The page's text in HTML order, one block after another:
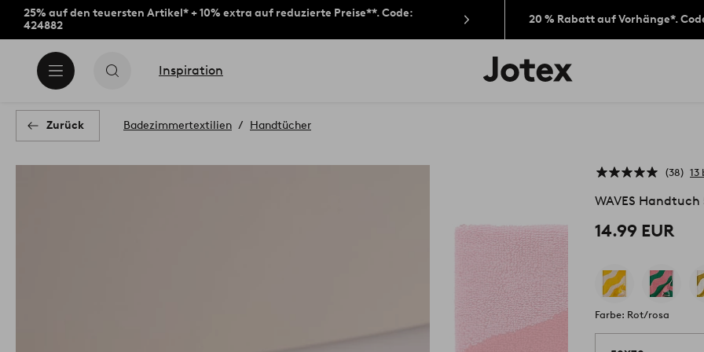
25% auf den teuersten Artikel* + 10% extra auf reduzierte Preise**. Code:
424882
20 % Rabatt auf Vorhänge*.
Inspiration
Jotex-
Logo
Zurück Badezimmertextilien Handtücher
38 13
WAVES Handtuch
14.99 EUR
Farbe: Rot/rosa